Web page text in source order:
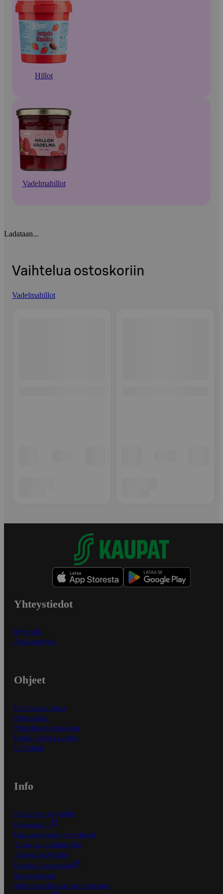
Hillot
Vadelmahillot
Ladataan...
Vaihtelua ostoskoriin
Vadelmahillot
Yhteystiedot
Myymälät
Asiakaspalvelu
Ohjeet
Ensitilaajan ohjeet
Näin maksat
Näin tilaat ja muokkaat
Kaikki ohjeet ja vinkit
In English
Info
S-Business yrityksille
Oiva-raportit
Osuuskauppojen yhteystiedot
Tilaus- ja toimitusehdot
Tietosuojakäytäntö
Palvelun käyttöehdot
Saavutettavuus
Mobiilisovelluksen saavutettavuus